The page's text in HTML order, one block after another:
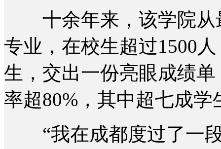
十余年来，该学院从
专业，在校生超过1500
生，交出一份亮眼成绩
率超80%，其中超七成学
“我在成都度过了一段